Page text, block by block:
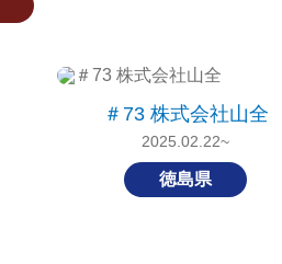
＃73 株式会社山全
2025.02.22~
徳島県